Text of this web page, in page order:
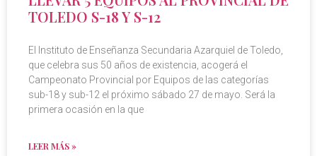
TOLEDO S-18 Y S-12
El Instituto de Enseñanza Secundaria Azarquiel de Toledo,
que celebra sus 50 años de existencia, acogerá el
Campeonato Provincial por Equipos de las categorías
sub-18 y sub-12 el próximo sábado 27 de mayo. Será la
primera ocasión en la que
LEER MÁS »